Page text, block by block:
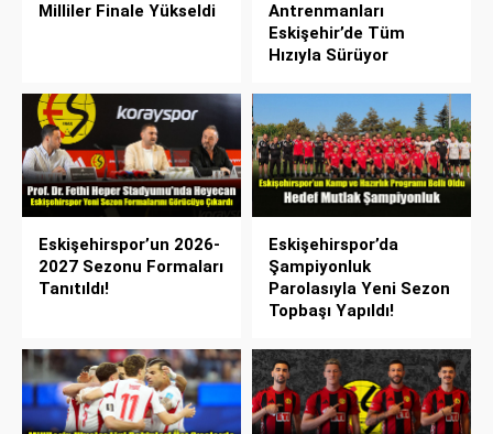
Milliler Finale Yükseldi
Antrenmanları
Eskişehir’de Tüm
Hızıyla Sürüyor
Eskişehirspor’un 2026-
2027 Sezonu Formaları
Tanıtıldı!
Eskişehirspor’da
Şampiyonluk
Parolasıyla Yeni Sezon
Topbaşı Yapıldı!